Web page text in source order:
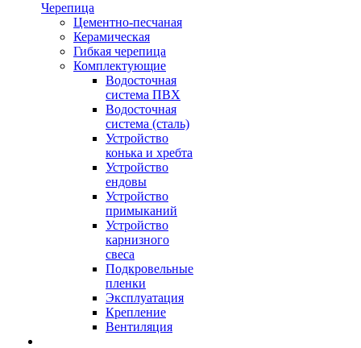
Черепица
Цементно-песчаная
Керамическая
Гибкая черепица
Комплектующие
Водосточная
система ПВХ
Водосточная
система (сталь)
Устройство
конька и хребта
Устройство
ендовы
Устройство
примыканий
Устройство
карнизного
свеса
Подкровельные
пленки
Эксплуатация
Крепление
Вентиляция